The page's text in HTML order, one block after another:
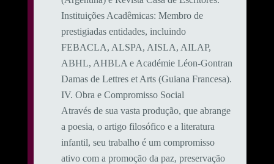
​Instituições Acadêmicas: Membro de
prestigiadas entidades, incluindo
FEBACLA, ALSPA, AISLA, AILAP,
ABHL, AHBLA e Académie Léon-Gontran
Damas de Lettres et Arts (Guiana Francesa).
​IV. Obra e Compromisso Social
​Através de sua vasta produção, que abrange
a poesia, o artigo filosófico e a literatura
infantil, seu trabalho é um compromisso
ativo com a promoção da paz, preservação